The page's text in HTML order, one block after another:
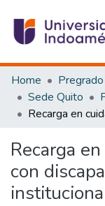
Communities &
All of DSpace
Statistics
Home Pregrado
Sede Quito
Recarga
con